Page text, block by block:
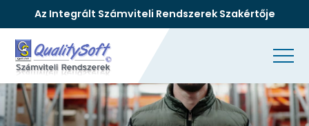
Az Integrált Számviteli Rendszerek Szakértője